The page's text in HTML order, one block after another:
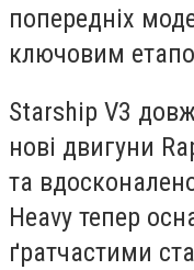
попередніх
ключовим
Starship V3
нові двигуни
та
Heavy тепер
ґратчастими